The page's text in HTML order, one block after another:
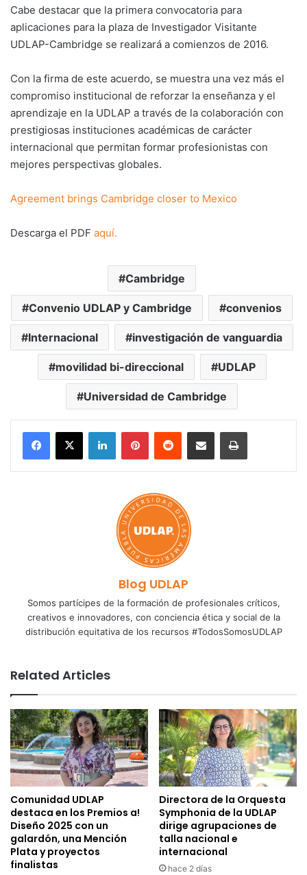
Cabe destacar que la primera convocatoria para
aplicaciones para la plaza de Investigador Visitante
UDLAP-Cambridge se realizará a comienzos de 2016.
Con la firma de este acuerdo, se muestra una vez más el
compromiso institucional de reforzar la enseñanza y el
aprendizaje en la UDLAP a través de la colaboración con
prestigiosas instituciones académicas de carácter
internacional que permitan formar profesionistas con
mejores perspectivas globales.
Agreement brings Cambridge closer to Mexico
Descarga el PDF aquí.
Cambridge
Convenio UDLAP y Cambridge convenios
Internacional investigación de vanguardia
movilidad bi-direccional UDLAP
Universidad de Cambridge
LinkedInPinterestReddit Share via Email Print
Blog UDLAP
Somos partícipes de la formación de profesionales críticos,
creativos e innovadores, con conciencia ética y social de la
distribución equitativa de los recursos #TodosSomosUDLAP
Related Articles
Comunidad UDLAP
destaca en los Premios a!
Diseño 2025 con un
galardón, una Mención
Plata y proyectos
finalistas
Directora de la Orquesta
Symphonia de la UDLAP
dirige agrupaciones de
talla nacional e
internacional
hace 2 días